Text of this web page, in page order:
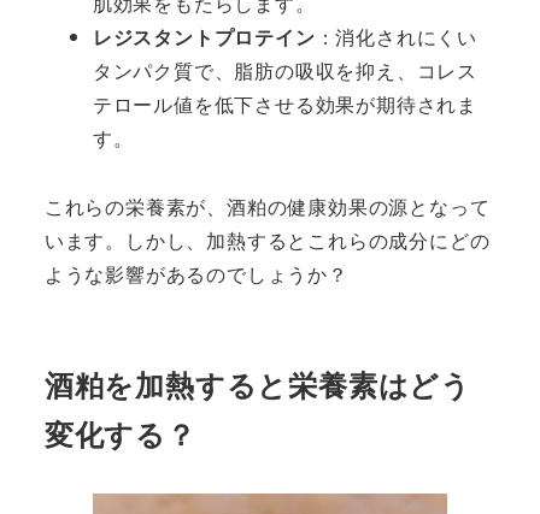
レジスタントプロテイン ：消化されにくい
タンパク質で、脂肪の吸収を抑え、コレス
テロール値を低下させる効果が期待されま
す。
これらの栄養素が、酒粕の健康効果の源となって
います。しかし、加熱するとこれらの成分にどの
ような影響があるのでしょうか？
酒粕を加熱すると栄養素はどう
変化する？